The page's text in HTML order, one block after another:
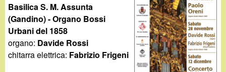
a
n
c
r
Basilica S. M. Assunta
(Gandino) - Organo Bossi
Urbani del 1858
organo: Davide Rossi
chitarra elettrica: Fabrizio Frigeni